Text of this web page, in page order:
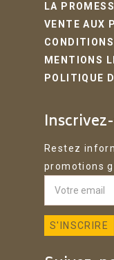
LA
VENTE AUX
MENTIONS
POLITIQUE
Restez
promotions